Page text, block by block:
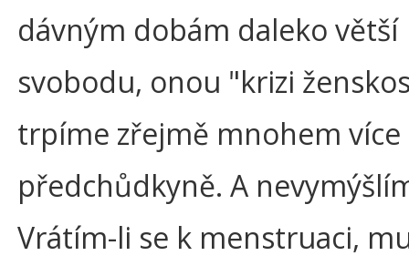
dávným dobám daleko větší
svobodu, onou "krizi
trpíme zřejmě mnohem více
předchůdkyně. A
Vrátím-li se k menstruaci,